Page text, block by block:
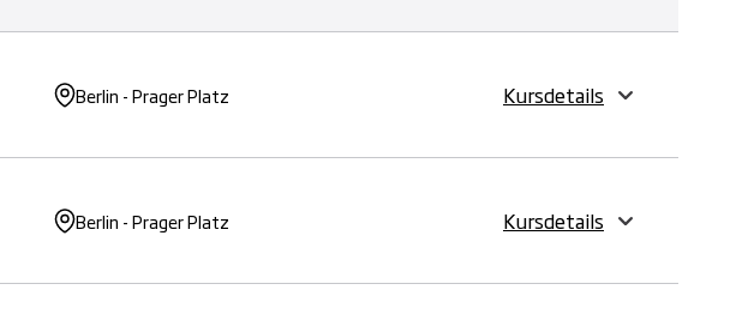
Berlin - Prager Platz Kursdetails
Berlin - Prager Platz Kursdetails